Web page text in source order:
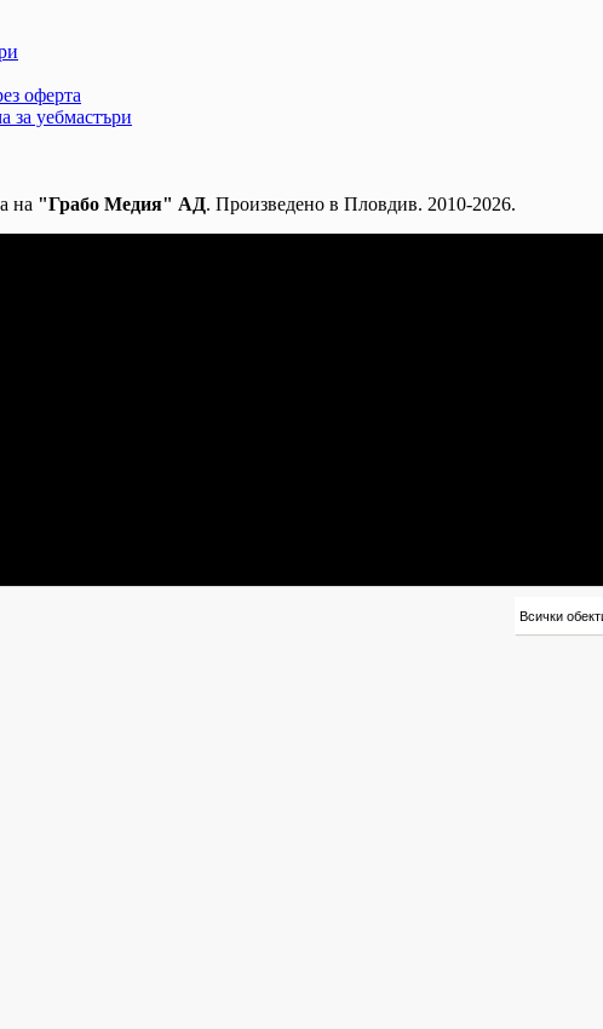
оферта
за уебмастъри
на "Грабо Медия" АД. Произведено в Пловдив. 2010-2026.